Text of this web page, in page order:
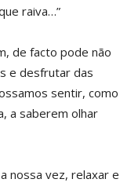
raiva…”
de facto pode não
e desfrutar das
sentir, como
a saberem olhar
nossa vez, relaxar e